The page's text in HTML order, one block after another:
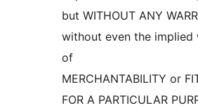
but WITHOUT ANY
without even the implied
of
MERCHANTABILITY or
FOR A PARTICULAR